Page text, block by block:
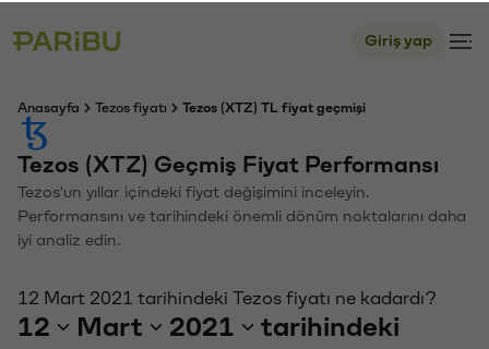
Giriş yap
Anasayfa Tezos fiyatı Tezos (XTZ) TL fiyat geçmişi
Tezos (XTZ) Geçmiş Fiyat Performansı
Tezos'un yıllar içindeki fiyat değişimini inceleyin.
Performansını ve tarihindeki önemli dönüm noktalarını daha
iyi analiz edin.
12 Mart 2021 tarihindeki Tezos fiyatı ne kadardı?
12 Mart 2021
tarihindeki